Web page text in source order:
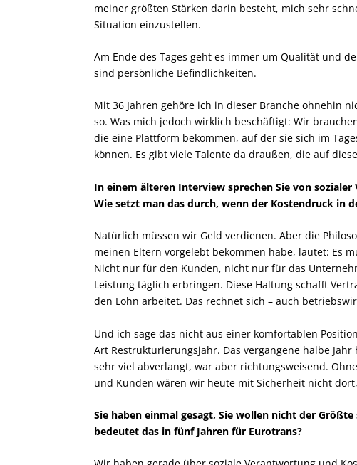
meiner größten Stärken darin besteht, mich sehr
Situation einzustellen.
Am Ende des Tages geht es immer um Qualität und
sind persönliche Befindlichkeiten.
Mit 36 Jahren gehöre ich in dieser Branche ohnehin
so. Was mich jedoch wirklich beschäftigt: Wir
die eine Plattform bekommen, auf der sie sich im
können. Es gibt viele Talente da draußen, die auf
In einem älteren Interview sprechen Sie von
Wie setzt man das durch, wenn der Kostendruck in
Natürlich müssen wir Geld verdienen. Aber die
meinen Eltern vorgelebt bekommen habe, lautet: Es
Nicht nur für den Kunden, nicht nur für das
Leistung täglich erbringen. Diese Haltung schafft
den Lohn arbeitet. Das rechnet sich – auch
Und ich sage das nicht aus einer komfortablen
Art Restrukturierungsjahr. Das vergangene halbe
sehr viel abverlangt, war aber richtungsweisend.
und Kunden wären wir heute mit Sicherheit nicht
Sie haben einmal gesagt, Sie wollen nicht der
bedeutet das in fünf Jahren für Eurotrans?